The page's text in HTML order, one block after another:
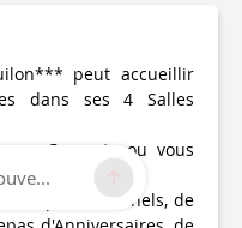
peut accueillir
dans ses 4 Salles
Couverte ou vous
de la Piscine.
professionnels, de